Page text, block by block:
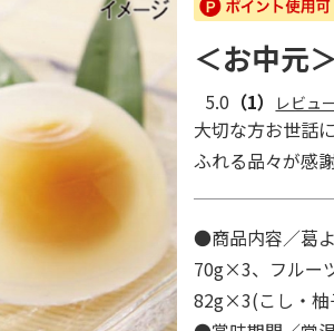
＜お中元
5.0 （1） レビュ
大切な方お世話
ふれる品々が感
●商品内容／葛
70g×3、フルー
82g×3(こし・